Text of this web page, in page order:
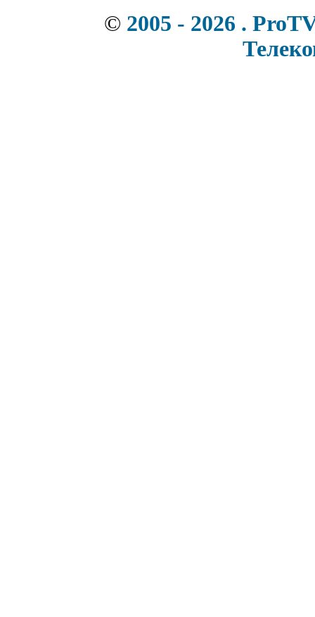
© 2005 - 2026 .